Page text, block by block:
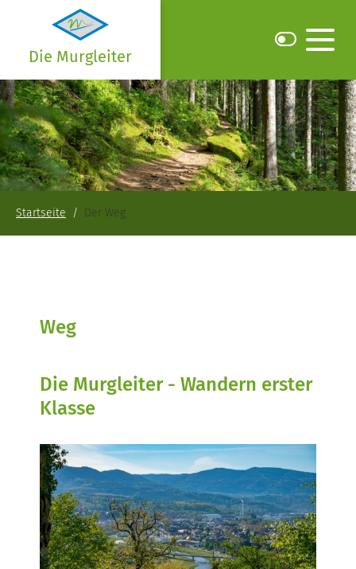
Die Murgleiter
Startseite Der Weg
Weg
Die Murgleiter - Wandern erster
Klasse